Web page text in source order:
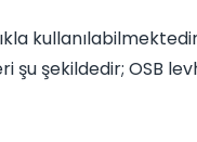
şekildedir; OSB